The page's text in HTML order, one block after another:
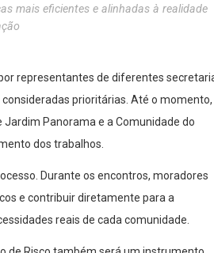
mais eficientes e alinhadas à realidade
representantes de diferentes
prioritárias. Até o momento,
Panorama e a Comunidade do
dos trabalhos.
Durante os encontros, moradores
e contribuir diretamente para a
reais de cada comunidade.